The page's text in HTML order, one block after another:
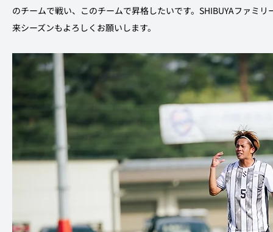
のチームで戦い、このチームで昇格したいです。SHIBUYAファミ
来シーズンもよろしくお願いします。